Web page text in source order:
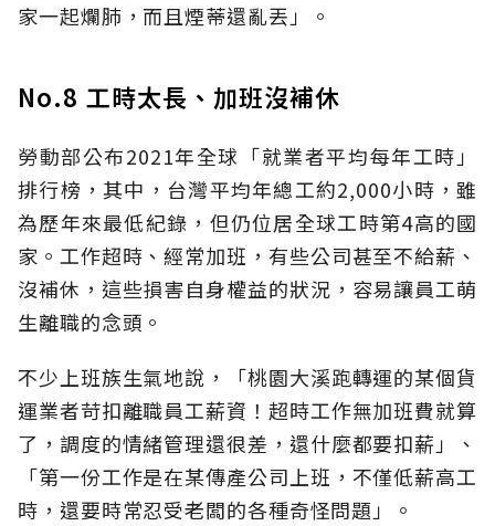
家一起爛肺，而且煙蒂還亂丟」。
No.8 工時太長、加班沒補休
勞動部公布2021年全球「就業者平均每年工時」
排行榜，其中，台灣平均年總工約2,000小時，雖
為歷年來最低紀錄，但仍位居全球工時第4高的國
家。工作超時、經常加班，有些公司甚至不給薪、
沒補休，這些損害自身權益的狀況，容易讓員工萌
生離職的念頭。
不少上班族生氣地說，「桃園大溪跑轉運的某個貨
運業者苛扣離職員工薪資！超時工作無加班費就算
了，調度的情緒管理還很差，還什麼都要扣薪」、
「第一份工作是在某傳產公司上班，不僅低薪高工
時，還要時常忍受老闆的各種奇怪問題」。